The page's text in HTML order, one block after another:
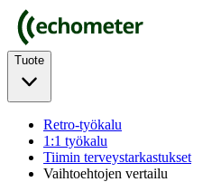
Tuote
Retro-työkalu
1:1 työkalu
Tiimin terveystarkastukset
Vaihtoehtojen vertailu